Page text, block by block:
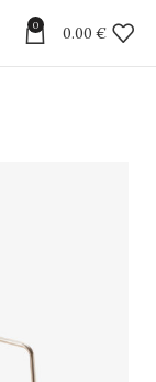
0 0.00 €